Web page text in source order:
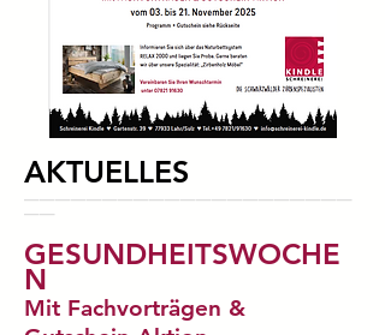
AKTUELLES
_____________________
__
GESUNDHEITSWOCHE
N
Mit Fachvorträgen &